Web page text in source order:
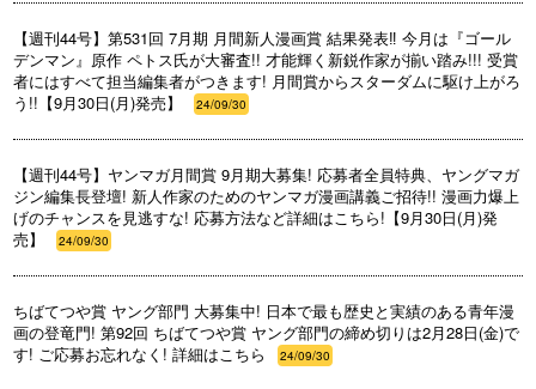
【週刊44号】第531回 7月期 月間新人漫画賞 結果発表‼ 今月は『ゴール
デンマン』原作 ペトス氏が大審査!! 才能輝く新鋭作家が揃い踏み!!! 受賞
者にはすべて担当編集者がつきます! 月間賞からスターダムに駆け上がろ
う!!【9月30日(月)発売】
24/09/30
【週刊44号】ヤンマガ月間賞 9月期大募集! 応募者全員特典、ヤングマガ
ジン編集長登壇! 新人作家のためのヤンマガ漫画講義ご招待!! 漫画力爆上
げのチャンスを見逃すな! 応募方法など詳細はこちら!【9月30日(月)発
売】
24/09/30
ちばてつや賞 ヤング部門 大募集中! 日本で最も歴史と実績のある青年漫
画の登竜門! 第92回 ちばてつや賞 ヤング部門の締め切りは2月28日(金)で
す! ご応募お忘れなく! 詳細はこちら
24/09/30